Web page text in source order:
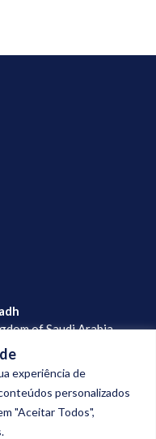
experiência de
personalizados
"Aceitar Todos",
of Saudi Arabia
Verde